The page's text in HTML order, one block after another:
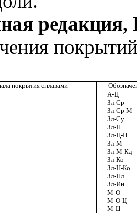
покрытия сплавами
А-Ц
Зл-Ср
Зл-Ср-М
Зл-Су
Зл-Н
Зл-Ц-Н
Зл-М
Зл-М-Кд
Зл-Ко
Зл-Н-Ко
Зл-Пл
Зл-Ин
М-О
М-О-Ц
М-Ц